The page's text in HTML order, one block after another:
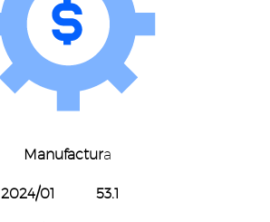
Manufactura
2024/01 53.1